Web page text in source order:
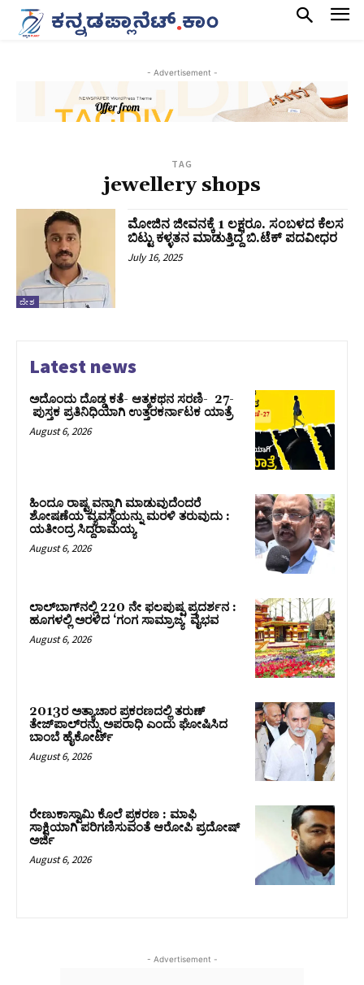
- Advertisement -
TAG
jewellery shops
ದೇಶ
ಮೋಜಿನ ಜೀವನಕ್ಕೆ 1 ಲಕ್ಷರೂ. ಸಂಬಳದ ಕೆಲಸ
ಬಿಟ್ಟು ಕಳ್ಳತನ ಮಾಡುತ್ತಿದ್ದ ಬಿ.ಟೆಕ್‌ ಪದವೀಧರ
July 16, 2025
Latest news
ಅದೊಂದು ದೊಡ್ಡ ಕತೆ- ಆತ್ಮಕಥನ ಸರಣಿ- 27-
ಪುಸ್ತಕ ಪ್ರತಿನಿಧಿಯಾಗಿ ಉತ್ತರಕರ್ನಾಟಕ ಯಾತ್ರೆ
August 6, 2026
ಹಿಂದೂ ರಾಷ್ಟ್ರವನ್ನಾಗಿ ಮಾಡುವುದೆಂದರೆ
ಶೋಷಣೆಯ ವ್ಯವಸ್ಥೆಯನ್ನು ಮರಳಿ ತರುವುದು :
ಯತೀಂದ್ರ ಸಿದ್ದರಾಮಯ್ಯ
August 6, 2026
ಲಾಲ್‍ಬಾಗ್‍ನಲ್ಲಿ 220 ನೇ ಫಲಪುಷ್ಪ ಪ್ರದರ್ಶನ :
ಹೂಗಳಲ್ಲಿ ಅರಳಿದ ‘ಗಂಗ ಸಾಮ್ರಾಜ್ಯ’ ವೈಭವ
August 6, 2026
2013ರ ಅತ್ಯಾಚಾರ ಪ್ರಕರಣದಲ್ಲಿ ತರುಣ್
ತೇಜ್‌ಪಾಲ್‌ರನ್ನು ಅಪರಾಧಿ ಎಂದು ಘೋಷಿಸಿದ
ಬಾಂಬೆ ಹೈಕೋರ್ಟ್
August 6, 2026
ರೇಣುಕಾಸ್ವಾಮಿ ಕೊಲೆ ಪ್ರಕರಣ : ಮಾಫಿ
ಸಾಕ್ಷಿಯಾಗಿ ಪರಿಗಣಿಸುವಂತೆ ಆರೋಪಿ ಪ್ರದೋಷ್‌
ಅರ್ಜಿ
August 6, 2026
- Advertisement -